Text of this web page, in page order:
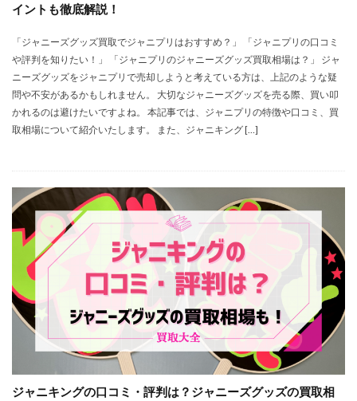
イントも徹底解説！
「ジャニーズグッズ買取でジャニプリはおすすめ？」 「ジャニプリの口コミ
や評判を知りたい！」 「ジャニプリのジャニーズグッズ買取相場は？」 ジャ
ニーズグッズをジャニプリで売却しようと考えている方は、上記のような疑
問や不安があるかもしれません。 大切なジャニーズグッズを売る際、買い叩
かれるのは避けたいですよね。 本記事では、ジャニプリの特徴や口コミ、買
取相場について紹介いたします。 また、ジャニキング […]
ジャニキングの口コミ・評判は？ジャニーズグッズの買取相